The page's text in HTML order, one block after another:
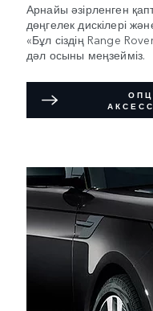
Арнайы әзірленген
дөңгелек дискілері
«Бұл сіздің Range
дәл осыны меңзейміз.